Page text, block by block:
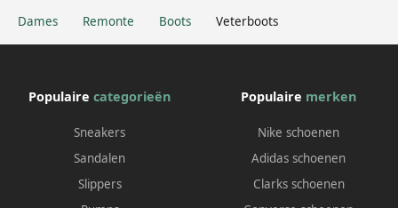
Dames Remonte Boots Veterboots
Populaire categorieën
Sneakers
Sandalen
Slippers
Populaire merken
Nike schoenen
Adidas schoenen
Clarks schoenen